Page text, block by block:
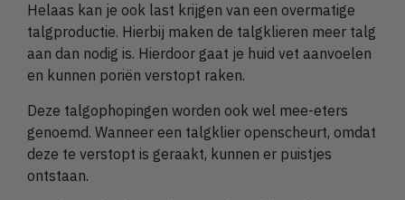
Helaas kan je ook last krijgen van een overmatige
talgproductie. Hierbij maken de talgklieren meer talg
aan dan nodig is. Hierdoor gaat je huid vet aanvoelen
en kunnen poriën verstopt raken.
Deze talgophopingen worden ook wel mee-eters
genoemd. Wanneer een talgklier openscheurt, omdat
deze te verstopt is geraakt, kunnen er puistjes
ontstaan.